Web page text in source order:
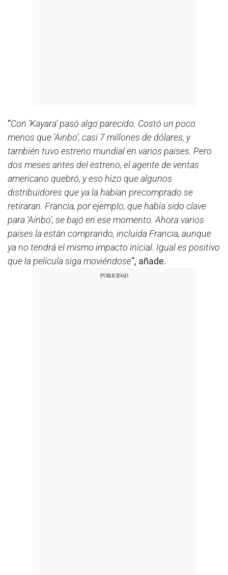
“Con ‘Kayara’ pasó algo parecido. Costó un poco
menos que ‘Ainbo’, casi 7 millones de dólares, y
también tuvo estreno mundial en varios países. Pero
dos meses antes del estreno, el agente de ventas
americano quebró, y eso hizo que algunos
distribuidores que ya la habían precomprado se
retiraran. Francia, por ejemplo, que había sido clave
para ‘Ainbo’, se bajó en ese momento. Ahora varios
países la están comprando, incluida Francia, aunque
ya no tendrá el mismo impacto inicial. Igual es positivo
que la película siga moviéndose”, añade.